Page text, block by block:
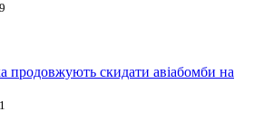
продовжують скидати авіабомби на